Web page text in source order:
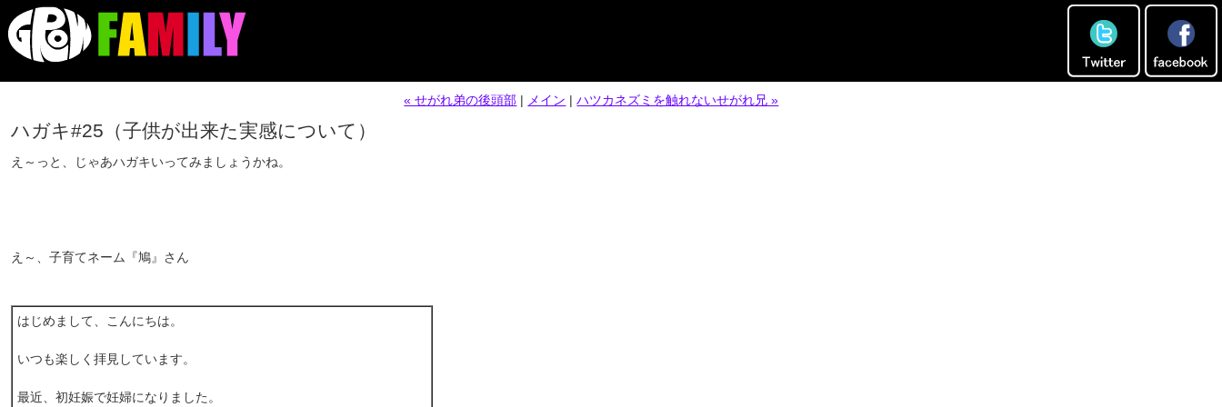
« せがれ弟の後頭部 | メイン |ハツカネズミを触れないせがれ兄 »
ハガキ#25（子供が出来た実感について）
え～っと、じゃあハガキいってみましょうかね。
え～、子育てネーム『鳩』さん
はじめまして、こんにちは。
いつも楽しく拝見しています。
最近、初妊娠で妊婦になりました。